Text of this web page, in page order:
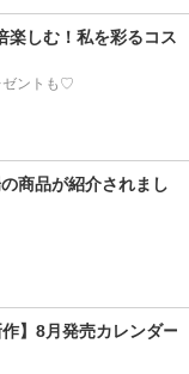
楽しむ！私を彩るコス
ゼントも♡
商品が紹介されまし
】8月発売カレンダー